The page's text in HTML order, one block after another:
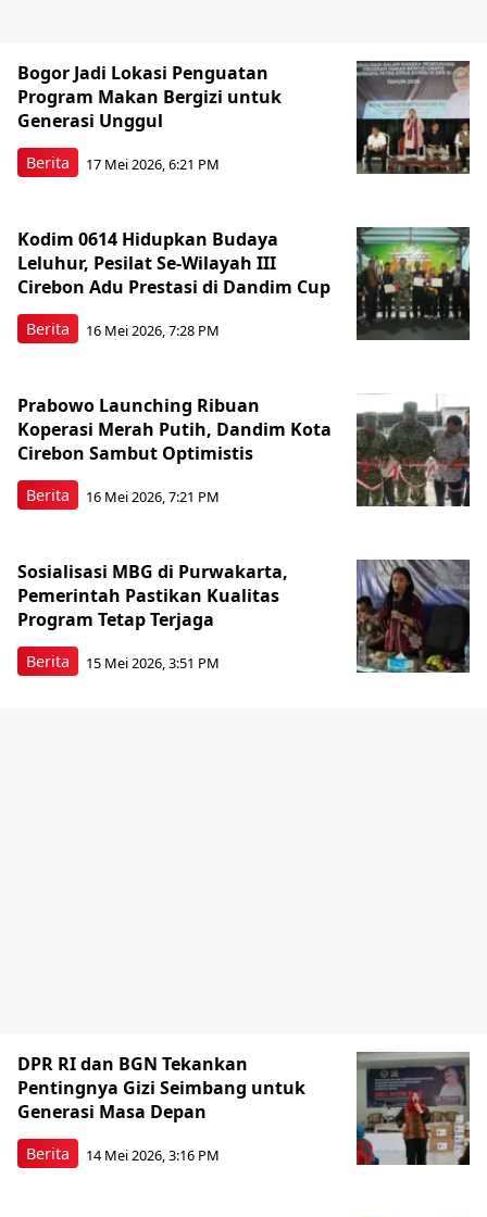
Berita
Bogor Jadi Lokasi Penguatan
Program Makan Bergizi untuk
Generasi Unggul
17 Mei 2026, 6:21 PM
Berita
Kodim 0614 Hidupkan Budaya
Leluhur, Pesilat Se-Wilayah III
Cirebon Adu Prestasi di Dandim Cup
16 Mei 2026, 7:28 PM
Berita
Prabowo Launching Ribuan
Koperasi Merah Putih, Dandim Kota
Cirebon Sambut Optimistis
16 Mei 2026, 7:21 PM
Berita
Sosialisasi MBG di Purwakarta,
Pemerintah Pastikan Kualitas
Program Tetap Terjaga
15 Mei 2026, 3:51 PM
Berita
DPR RI dan BGN Tekankan
Pentingnya Gizi Seimbang untuk
Generasi Masa Depan
14 Mei 2026, 3:16 PM